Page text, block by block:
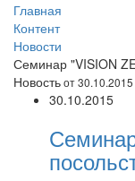
Главная
Контент
Новости
Семинар "VISION
Новостьот 30.10.2015
30.10.2015